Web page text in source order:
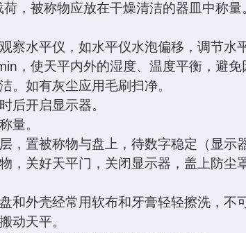
，被称物应放在干燥清洁的器皿中称量
察水平仪，如水平仪水泡偏移，调节水
，使天平内外的湿度、温度平衡，避
。如有灰尘应用毛刷扫净。
后开启显示器。
量。
，置被称物与盘上，待数字稳定（显示
，关好天平门，关闭显示器，盖上防尘
和外壳经常用软布和牙膏轻轻擦洗，不
动天平。